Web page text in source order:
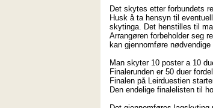
Det skytes etter forbundets
Husk å ta hensyn til
skytinga. Det henstilles til
Arrangøren forbeholder seg
kan gjennomføre
Man skyter 10 poster a 10
Finalerunden er 50 duer
Finalen på Leirduestien
Den endelige finalelisten til